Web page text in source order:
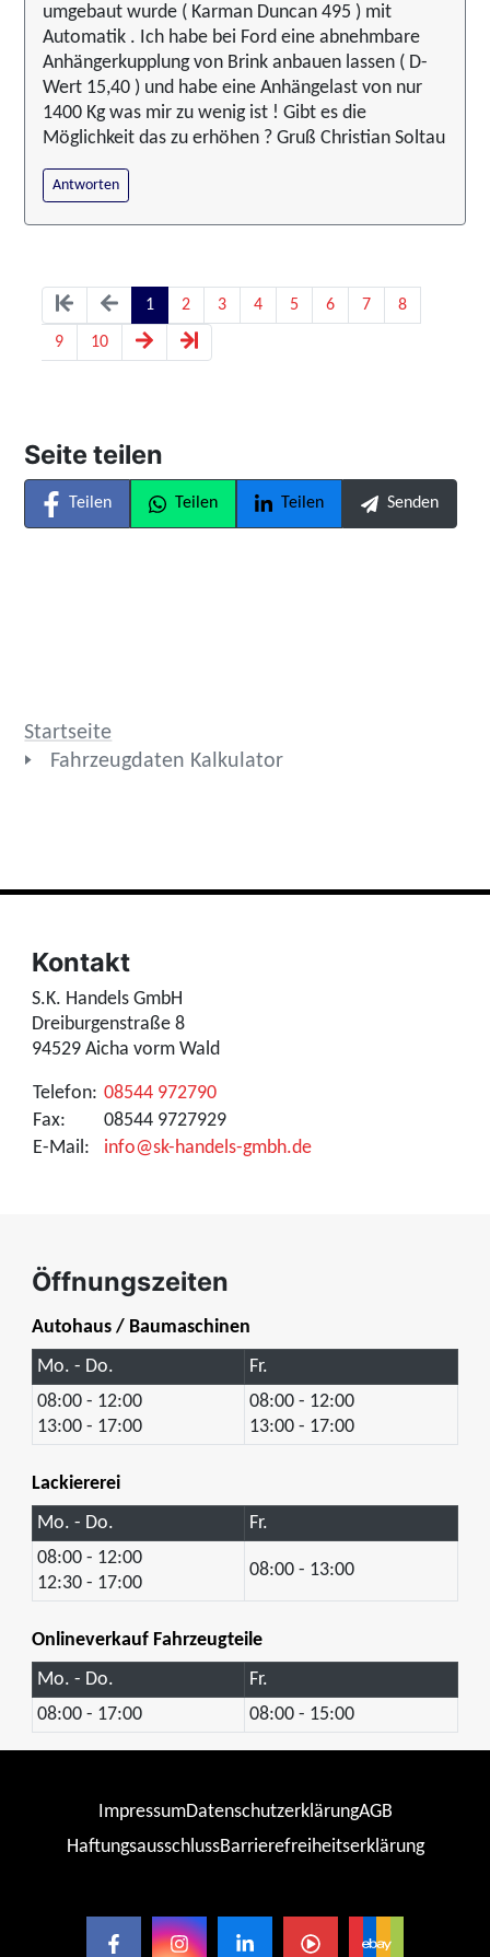
umgebaut wurde ( Karman Duncan 495 ) mit
Automatik . Ich habe bei Ford eine abnehmbare
Anhängerkupplung von Brink anbauen lassen ( D-
Wert 15,40 ) und habe eine Anhängelast von nur
1400 Kg was mir zu wenig ist ! Gibt es die
Möglichkeit das zu erhöhen ? Gruß Christian Soltau
Antworten
1 2 3 4 5 6 7 8
9 10
Seite teilen
Teilen Teilen Teilen Senden
Startseite
Fahrzeugdaten Kalkulator
Kontakt
S.K. Handels GmbH
Dreiburgenstraße 8
94529 Aicha vorm Wald
Telefon: 08544 972790
Fax:
08544 9727929
E-Mail:
info@sk-handels-gmbh.de
Öffnungszeiten
Autohaus / Baumaschinen
Mo. - Do.
Fr.
08:00 - 12:00
13:00 - 17:00
08:00 - 12:00
13:00 - 17:00
Lackiererei
Mo. - Do.
Fr.
08:00 - 12:00
12:30 - 17:00
08:00 - 13:00
Onlineverkauf Fahrzeugteile
Mo. - Do.
Fr.
08:00 - 17:00
08:00 - 15:00
ImpressumDatenschutzerklärungAGB
HaftungsausschlussBarrierefreiheitserklärung